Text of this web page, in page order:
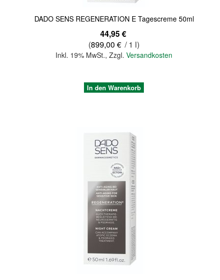
DADO SENS REGENERATION E Tagescreme 50ml
44,95 €
(899,00 € / 1 l)
Inkl. 19% MwSt.,Zzgl.Versandkosten
In den Warenkorb